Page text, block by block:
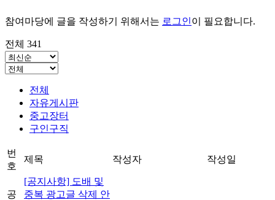
참여마당에 글을 작성하기 위해서는 로그인이 필요합니다.
전체 341
전체
자유게시판
중고장터
구인구직
번
호
제목 작성자 작성일
공
[공지사항] 도배 및
중복 광고글 삭제 안